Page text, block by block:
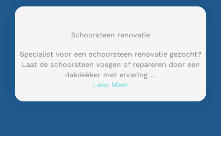
Schoorsteen renovatie
Specialist voor een schoorsteen renovatie gezocht?
Laat de schoorsteen voegen of repareren door een
dakdekker met ervaring …
Lees Meer